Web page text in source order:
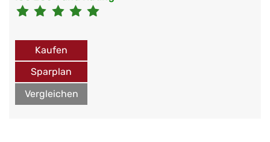
Kaufen
Sparplan
Vergleichen